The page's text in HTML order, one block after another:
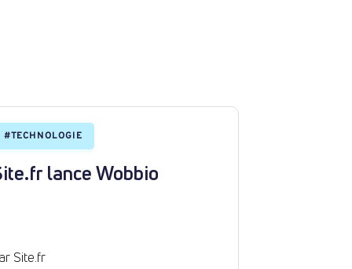
#TECHNOLOGIE
lance Wobbio
Site.fr